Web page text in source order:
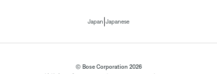
Japan Japanese
© Bose Corporation 2026